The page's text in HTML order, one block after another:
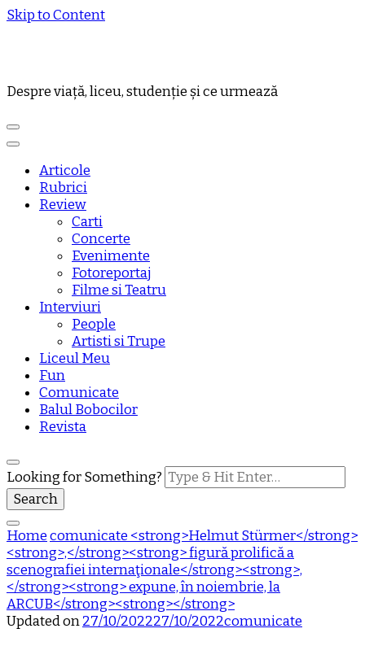
Skip to Content
Despre viață, liceu, studenție și ce urmează
Articole
Rubrici
Review
Carti
Concerte
Evenimente
Fotoreportaj
Filme si Teatru
Interviuri
People
Artisti si Trupe
Liceul Meu
Fun
Comunicate
Balul Bobocilor
Revista
Looking for Something?
Homecomunicate <strong>Helmut Stürmer</strong>
<strong>,</strong><strong> figură prolifică a
scenografiei internaţionale</strong><strong>,
</strong><strong> expune, în noiembrie, la
ARCUB</strong><strong></strong>
Updated on27/10/202227/10/2022comunicate